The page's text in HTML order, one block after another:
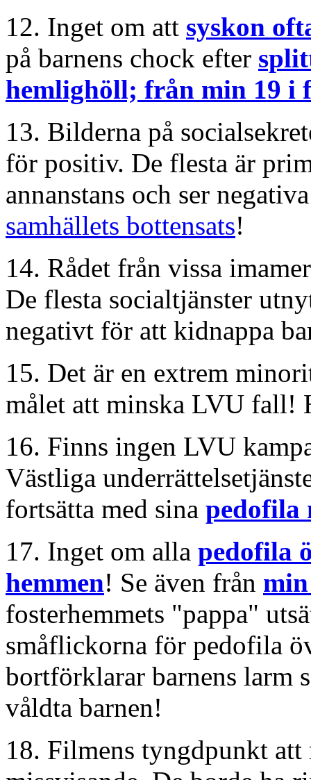
12. Inget om att syskon
på barnens chock efter
hemlighöll; från min 19 i
13. Bilderna på
för positiv. De flesta är
annanstans och ser
samhällets bottensats!
14. Rådet från vissa
De flesta socialtjänster
negativt för att kidnappa
15. Det är en extrem
målet att minska LVU fall!
16. Finns ingen LVU
Västliga
fortsätta med sina pedofila
17. Inget om alla pedofila
hemmen! Se även från
fosterhemmets "pappa"
småflickorna för pedofila
bortförklarar barnens larm
våldta barnen!
18. Filmens tyngdpunkt